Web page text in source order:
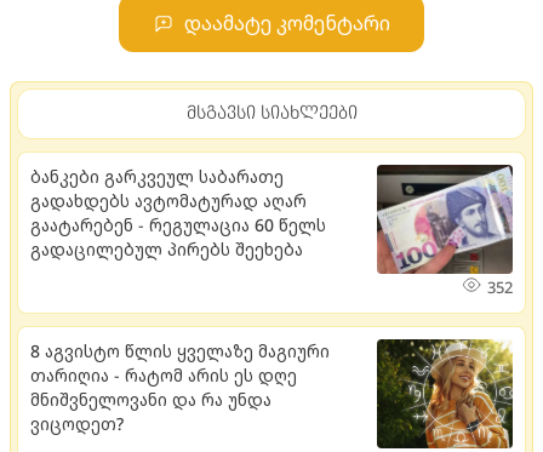
დაამატე კომენტარი
მსგავსი სიახლეები
ბანკები გარკვეულ საბარათე
გადახდებს ავტომატურად აღარ
გაატარებენ - რეგულაცია 60 წელს
გადაცილებულ პირებს შეეხება
352
8 აგვისტო წლის ყველაზე მაგიური
თარიღია - რატომ არის ეს დღე
მნიშვნელოვანი და რა უნდა
ვიცოდეთ?